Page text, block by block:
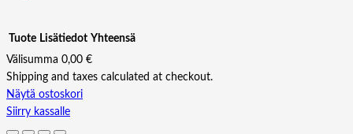
Tuotteet
Tuote Lisätiedot Yhteensä
Välisumma 0,00 €
Shipping and taxes calculated at checkout.
Näytä ostoskori
Siirry kassalle